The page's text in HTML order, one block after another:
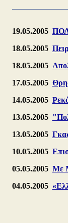
19.05.2005
18.05.2005
18.05.2005
17.05.2005
14.05.2005
13.05.2005
13.05.2005
10.05.2005
05.05.2005 Με
04.05.2005